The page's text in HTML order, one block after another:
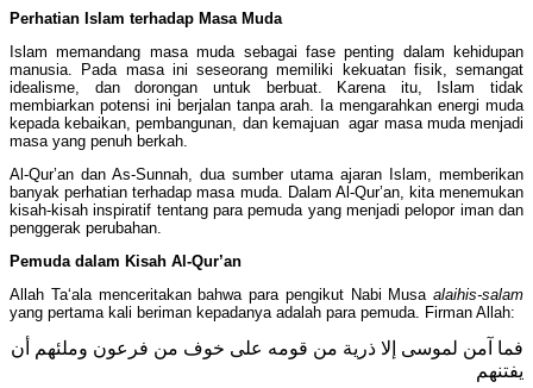
Perhatian Islam terhadap Masa Muda
Islam memandang masa muda sebagai fase penting dalam kehidupan
manusia. Pada masa ini seseorang memiliki kekuatan fisik, semangat
idealisme, dan dorongan untuk berbuat. Karena itu, Islam tidak
membiarkan potensi ini berjalan tanpa arah. Ia mengarahkan energi muda
kepada kebaikan, pembangunan, dan kemajuan agar masa muda menjadi
masa yang penuh berkah.
Al-Qur’an dan As-Sunnah, dua sumber utama ajaran Islam, memberikan
banyak perhatian terhadap masa muda. Dalam Al-Qur’an, kita menemukan
kisah-kisah inspiratif tentang para pemuda yang menjadi pelopor iman dan
penggerak perubahan.
Pemuda dalam Kisah Al-Qur’an
Allah Ta‘ala menceritakan bahwa para pengikut Nabi Musa alaihis-salam
yang pertama kali beriman kepadanya adalah para pemuda. Firman Allah:
فما آمن لموسى إلا ذرية من قومه على خوف من فرعون وملئهم أن
يفتنهم